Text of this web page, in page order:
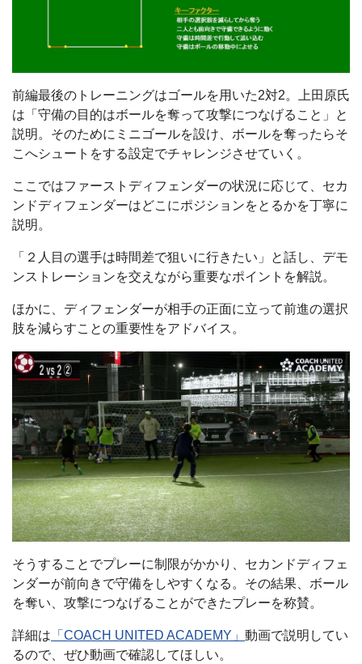
前編最後のトレーニングはゴールを用いた2対2。上田原氏
は「守備の目的はボールを奪って攻撃につなげること」と
説明。そのためにミニゴールを設け、ボールを奪ったらそ
こへシュートをする設定でチャレンジさせていく。
ここではファーストディフェンダーの状況に応じて、セカ
ンドディフェンダーはどこにポジションをとるかを丁寧に
説明。
「２人目の選手は時間差で狙いに行きたい」と話し、デモ
ンストレーションを交えながら重要なポイントを解説。
ほかに、ディフェンダーが相手の正面に立って前進の選択
肢を減らすことの重要性をアドバイス。
そうすることでプレーに制限がかかり、セカンドディフェ
ンダーが前向きで守備をしやすくなる。その結果、ボール
を奪い、攻撃につなげることができたプレーを称賛。
詳細は 「COACH UNITED ACADEMY」 動画で説明してい
るので、ぜひ動画で確認してほしい。